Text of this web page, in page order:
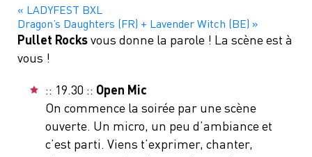
« LADYFEST BXL
Dragon’s Daughters (FR) + Lavender Witch (BE) »
Pullet Rocksvous donne la parole ! La scène est à
vous !
:: 19.30 :: Open Mic
On commence la soirée par une scène
ouverte. Un micro, un peu d’ambiance et
c’est parti. Viens t’exprimer, chanter,